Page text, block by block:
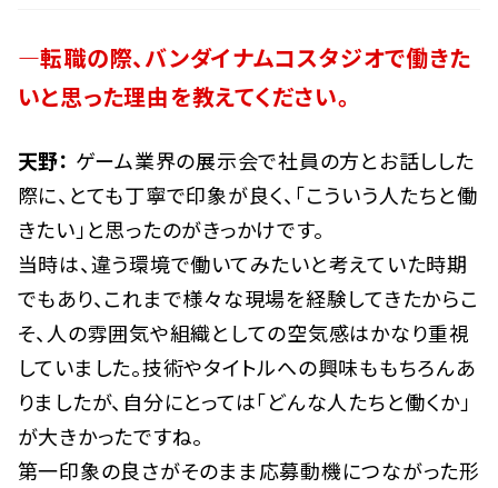
―転職の際、バンダイナムコスタジオで働きた
いと思った理由を教えてください。
天野： ゲーム業界の展示会で社員の方とお話しした
際に、とても丁寧で印象が良く、「こういう人たちと働
きたい」と思ったのがきっかけです。
当時は、違う環境で働いてみたいと考えていた時期
でもあり、これまで様々な現場を経験してきたからこ
そ、人の雰囲気や組織としての空気感はかなり重視
していました。技術やタイトルへの興味ももちろんあ
りましたが、自分にとっては「どんな人たちと働くか」
が大きかったですね。
第一印象の良さがそのまま応募動機につながった形